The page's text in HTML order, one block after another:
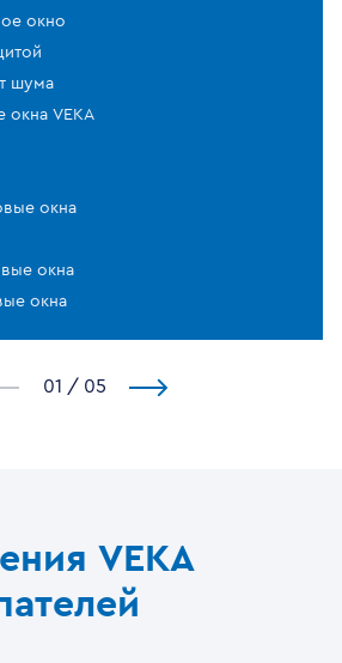
окно
шума
окна VEKA
окна
окна
окна
1 / 5
VEKA